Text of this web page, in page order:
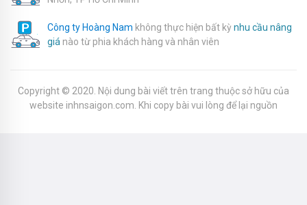
Công ty Hoàng Nam không thực hiện bất kỳnhu cầu nâng
giá nào từ phia khách hàng và nhân viên
Copyright © 2020. Nội dung bài viết trên trang thuộc sở hữu của
website inhnsaigon.com. Khi copy bài vui lòng để lại nguồn